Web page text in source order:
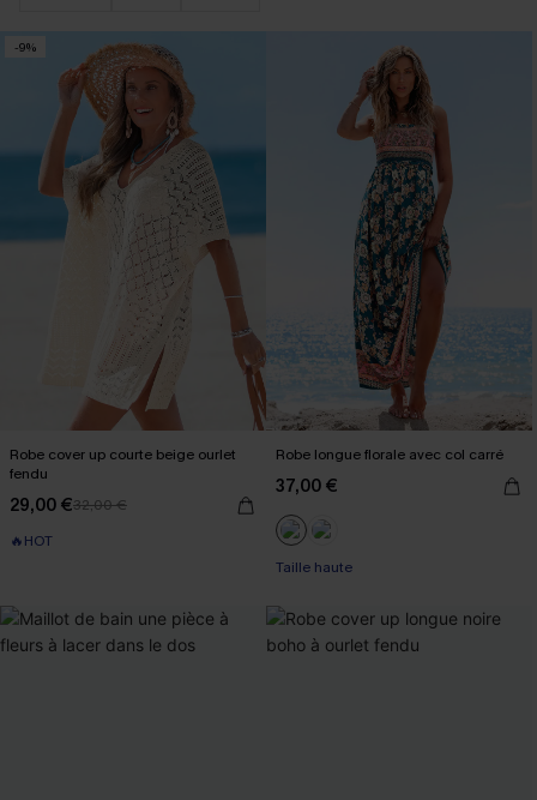
-9%
Robe cover up courte beige ourlet
fendu
29,00 €32,00 €
🔥HOT
Robe longue florale avec col carré
37,00 €
Taille haute